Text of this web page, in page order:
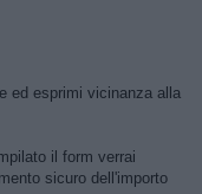
ed esprimi vicinanza alla
il form verrai
sicuro dell'importo